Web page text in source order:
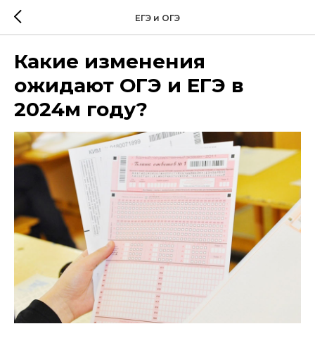
ЕГЭ и ОГЭ
Какие изменения
ожидают ОГЭ и ЕГЭ в
2024м году?